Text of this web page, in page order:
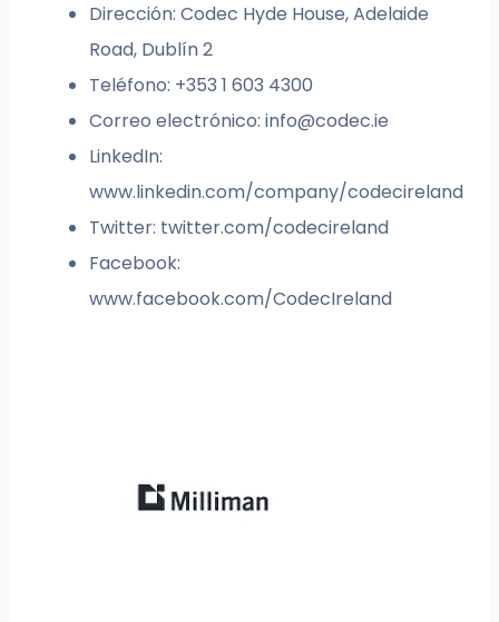
Dirección: Codec Hyde House, Adelaide
Road, Dublín 2
Teléfono: +353 1 603 4300
Correo electrónico:info@codec.ie
LinkedIn:
www.linkedin.com/company/codecireland
Twitter: twitter.com/codecireland
Facebook:
www.facebook.com/CodecIreland